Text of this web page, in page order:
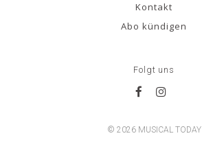
Kontakt
Abo kündigen
Folgt uns
© 2026 MUSICAL TODAY